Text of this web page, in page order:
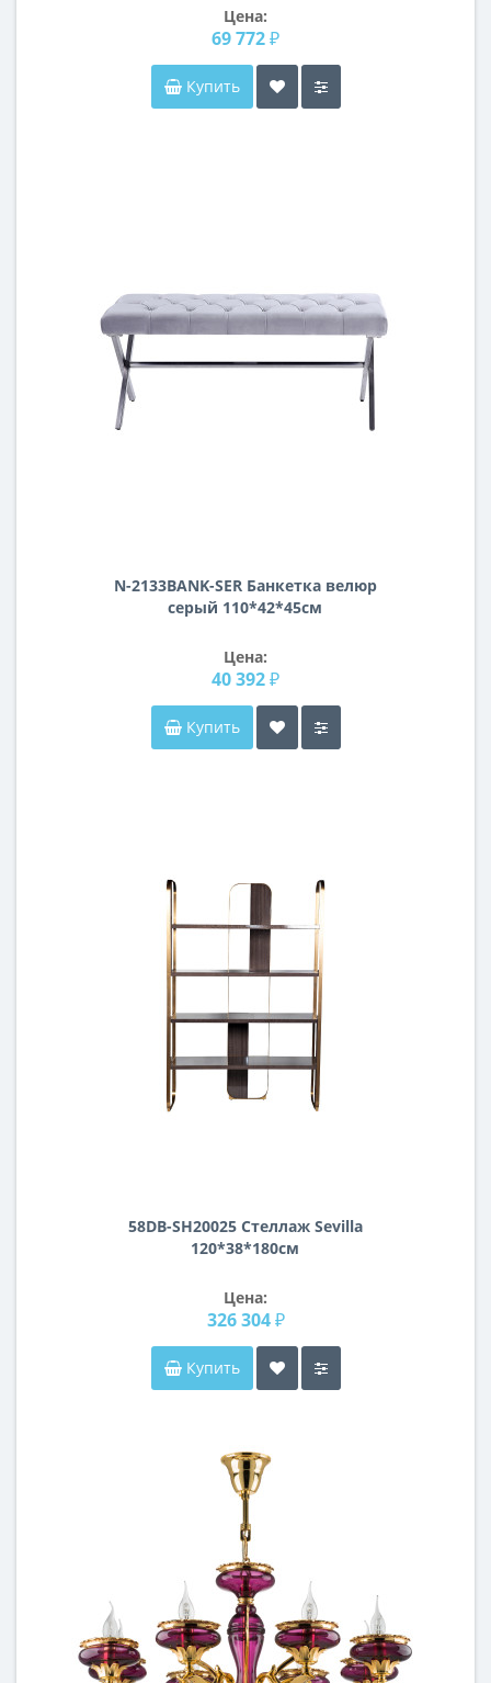
Цена:
69 772 ₽
Купить
N-2133BANK-SER Банкетка велюр
серый 110*42*45см
Цена:
40 392 ₽
Купить
58DB-SH20025 Стеллаж Sevilla
120*38*180см
Цена:
326 304 ₽
Купить